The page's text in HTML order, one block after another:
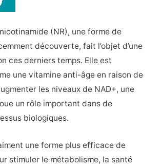
(NR), une forme de
découverte, fait l’objet d’une
ces derniers temps. Elle est
une vitamine anti-âge en raison de
les niveaux de NAD+, une
un rôle important dans de
biologiques.
une forme plus efficace de
stimuler le métabolisme, la santé